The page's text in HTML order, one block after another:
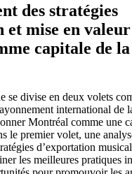
des stratégies
et mise en
capitale de
se divise en deux volets
international de
Montréal comme une
le premier volet, une
d’exportation
les meilleures pratiques